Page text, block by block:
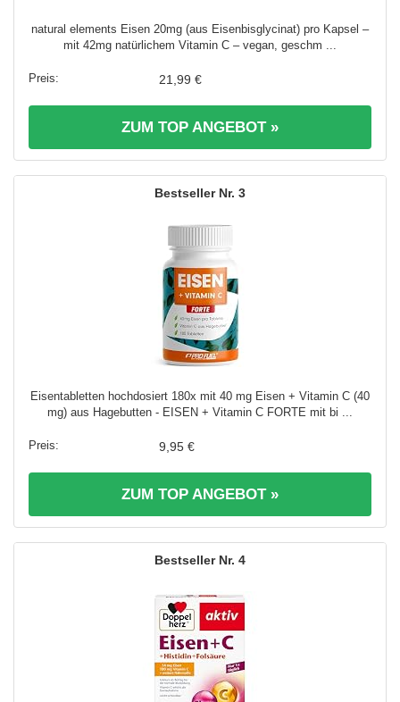
natural elements Eisen 20mg (aus Eisenbisglycinat) pro Kapsel –
mit 42mg natürlichem Vitamin C – vegan, geschm ...
21,99 €
ZUM TOP ANGEBOT »
3
Eisentabletten hochdosiert 180x mit 40 mg Eisen + Vitamin C (40
mg) aus Hagebutten - EISEN + Vitamin C FORTE mit bi ...
9,95 €
ZUM TOP ANGEBOT »
4